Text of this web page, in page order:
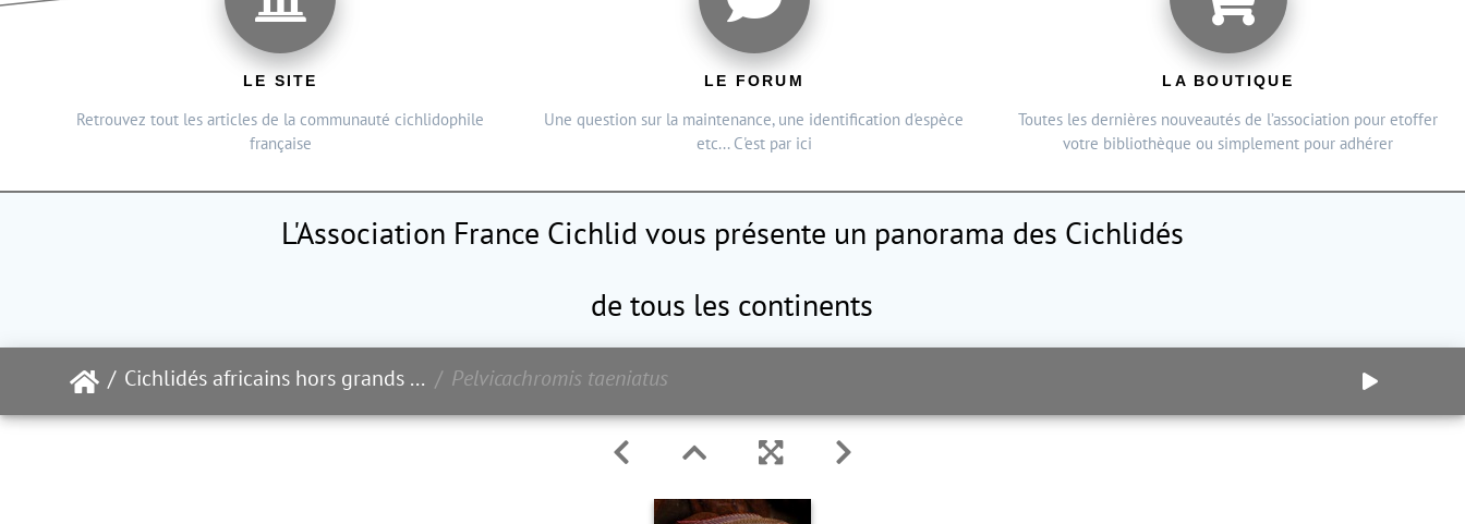
LE SITE
Retrouvez tout les articles de la communauté cichlidophile
française
LE FORUM
Une question sur la maintenance, une identification d'espèce
etc... C'est par ici
LA BOUTIQUE
Toutes les dernières nouveautés de l’association pour etoffer
votre bibliothèque ou simplement pour adhérer
L'Association France Cichlid vous présente un panorama des Cichlidés
de tous les continents
Cichlidés africains hors grands lacs Pelvicachromis taeniatus